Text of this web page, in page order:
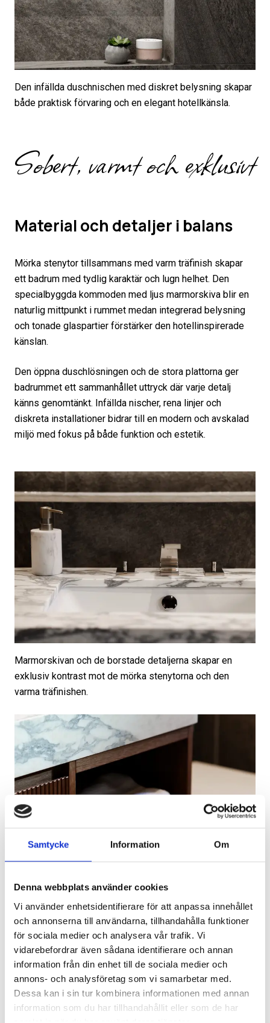
Samtycke Information Om
Denna webbplats använder cookies
Vi använder enhetsidentifierare för att anpassa innehållet
och annonserna till användarna, tillhandahålla funktioner
för sociala medier och analysera vår trafik. Vi
vidarebefordrar även sådana identifierare och annan
information från din enhet till de sociala medier och
annons- och analysföretag som vi samarbetar med.
Dessa kan i sin tur kombinera informationen med annan
information som du har tillhandahållit eller som de har
Den infällda duschnischen med diskret belysning skapar
både praktisk förvaring och en elegant hotellkänsla.
Sobert, varmt och exklusivt
Material och detaljer i balans
Mörka stenytor tillsammans med varm träfinish skapar
ett badrum med tydlig karaktär och lugn helhet. Den
specialbyggda kommoden med ljus marmorskiva blir en
naturlig mittpunkt i rummet medan integrerad belysning
och tonade glaspartier förstärker den hotellinspirerade
känslan.
Den öppna duschlösningen och de stora plattorna ger
badrummet ett sammanhållet uttryck där varje detalj
känns genomtänkt. Infällda nischer, rena linjer och
diskreta installationer bidrar till en modern och avskalad
miljö med fokus på både funktion och estetik.
Marmorskivan och de borstade detaljerna skapar en
exklusiv kontrast mot de mörka stenytorna och den
varma träfinishen.
Den specialbyggda kommoden kombinerar ribbade
fronter och öppna hyllplan med praktisk förvaring i ett
elegant helhetsuttryck.
Vill du renovera?